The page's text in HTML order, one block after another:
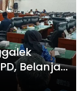
Belanja
Miliar